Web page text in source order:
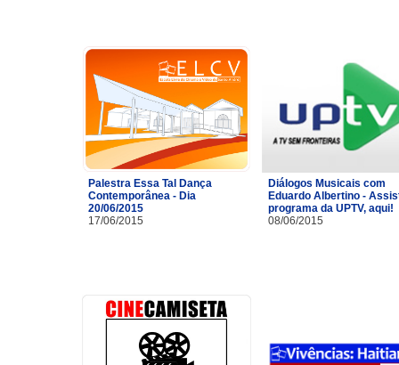
Palestra Essa Tal Dança
Contemporânea - Dia
20/06/2015
17/06/2015
Diálogos Musicais com
Eduardo Albertino -
programa da UPTV, aqui!
08/06/2015